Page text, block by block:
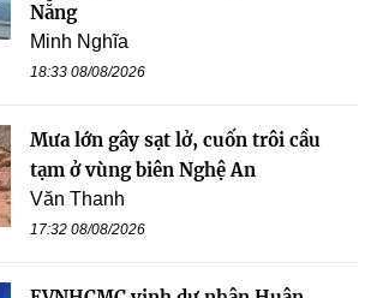
Nẵng
Minh Nghĩa
18:33 08/08/2026
Mưa lớn gây sạt lở, cuốn trôi cầu
tạm ở vùng biên Nghệ An
Văn Thanh
17:32 08/08/2026